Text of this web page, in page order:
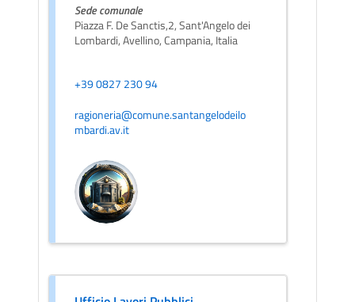
Sede comunale
Piazza F. De Sanctis,2, Sant'Angelo dei
Lombardi, Avellino, Campania, Italia
+39 0827 230 94
ragioneria@comune.santangelodeilo
mbardi.av.it